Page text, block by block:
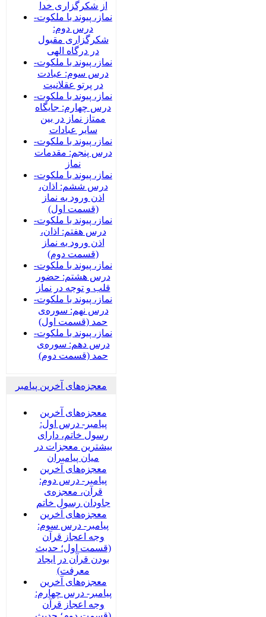
از شکرگزاری خدا
نماز، پیوند با ملکوت-
درس دوم:
شکرگزاری مقبول
در درگاه الهی
نماز، پیوند با ملکوت-
درس سوم: عبادت
در پرتو عقلانیت
نماز، پیوند با ملکوت-
درس چهارم: جایگاه
ممتاز نماز در بین
سایر عبادات
نماز، پیوند با ملکوت-
درس پنجم: مقدمات
نماز
نماز، پیوند با ملکوت-
درس ششم: اذان،
اذن ورود به نماز
(قسمت اول)
نماز، پیوند با ملکوت-
درس هفتم: اذان،
اذن ورود به نماز
(قسمت دوم)
نماز، پیوند با ملکوت-
درس هشتم: حضور
قلب و توجه در نماز
نماز، پیوند با ملکوت-
درس نهم: سوره‌ی
حمد (قسمت اول)
نماز، پیوند با ملکوت-
درس دهم: سوره‌ی
حمد (قسمت دوم)
معجزه‌های آخرین پیامبر
معجزه‌های آخرین
پیامبر- درس اول:
رسول خاتم، دارای
بیشترین معجزات در
میان پیامبران
معجزه‌های آخرین
پیامبر- درس دوم:
قرآن، معجزه‌ی
جاودان رسول خاتم
معجزه‌های آخرین
پیامبر- درس سوم:
وجه اعجاز قرآن
(قسمت اول؛ حدیث
بودن قرآن در ایجاد
معرفت)
معجزه‌های آخرین
پیامبر- درس چهارم:
وجه اعجاز قرآن